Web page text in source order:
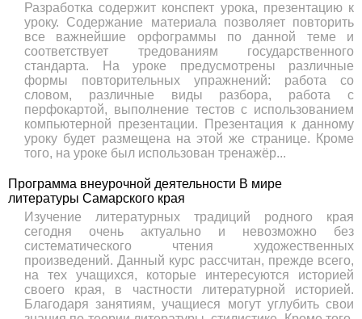
Разработка содержит конспект урока, презентацию к
уроку. Содержание материала позволяет повторить
все важнейшие орфограммы по данной теме и
соответствует тредованиям государственного
стандарта. На уроке предусмотрены различные
формы повторительных упражнений: работа со
словом, различные виды разбора, работа с
перфокартой, выполнение тестов с использованием
компьютерной презентации. Презентация к данному
уроку будет размещена на этой же странице. Кроме
того, на уроке был использован тренажёр...
Программа внеурочной деятельности В мире
литературы Самарского края
Изучение литературных традиций родного края
сегодня очень актуально и невозможно без
систематического чтения художественных
произведений. Данный курс рассчитан, прежде всего,
на тех учащихся, которые интересуются историей
своего края, в частности литературной историей.
Благодаря занятиям, учащиеся могут углубить свои